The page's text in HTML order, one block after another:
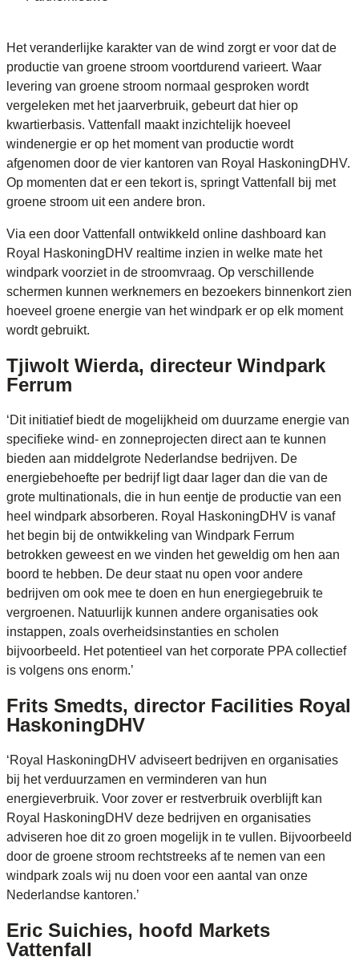
Het veranderlijke karakter van de wind zorgt er voor dat de
productie van groene stroom voortdurend varieert. Waar
levering van groene stroom normaal gesproken wordt
vergeleken met het jaarverbruik, gebeurt dat hier op
kwartierbasis. Vattenfall maakt inzichtelijk hoeveel
windenergie er op het moment van productie wordt
afgenomen door de vier kantoren van Royal HaskoningDHV.
Op momenten dat er een tekort is, springt Vattenfall bij met
groene stroom uit een andere bron.
Via een door Vattenfall ontwikkeld online dashboard kan
Royal HaskoningDHV realtime inzien in welke mate het
windpark voorziet in de stroomvraag. Op verschillende
schermen kunnen werknemers en bezoekers binnenkort zien
hoeveel groene energie van het windpark er op elk moment
wordt gebruikt.
Tjiwolt Wierda, directeur Windpark
Ferrum
‘Dit initiatief biedt de mogelijkheid om duurzame energie van
specifieke wind- en zonneprojecten direct aan te kunnen
bieden aan middelgrote Nederlandse bedrijven. De
energiebehoefte per bedrijf ligt daar lager dan die van de
grote multinationals, die in hun eentje de productie van een
heel windpark absorberen. Royal HaskoningDHV is vanaf
het begin bij de ontwikkeling van Windpark Ferrum
betrokken geweest en we vinden het geweldig om hen aan
boord te hebben. De deur staat nu open voor andere
bedrijven om ook mee te doen en hun energiegebruik te
vergroenen. Natuurlijk kunnen andere organisaties ook
instappen, zoals overheidsinstanties en scholen
bijvoorbeeld. Het potentieel van het corporate PPA collectief
is volgens ons enorm.’
Frits Smedts, director Facilities Royal
HaskoningDHV
‘Royal HaskoningDHV adviseert bedrijven en organisaties
bij het verduurzamen en verminderen van hun
energieverbruik. Voor zover er restverbruik overblijft kan
Royal HaskoningDHV deze bedrijven en organisaties
adviseren hoe dit zo groen mogelijk in te vullen. Bijvoorbeeld
door de groene stroom rechtstreeks af te nemen van een
windpark zoals wij nu doen voor een aantal van onze
Nederlandse kantoren.’
Eric Suichies, hoofd Markets
Vattenfall